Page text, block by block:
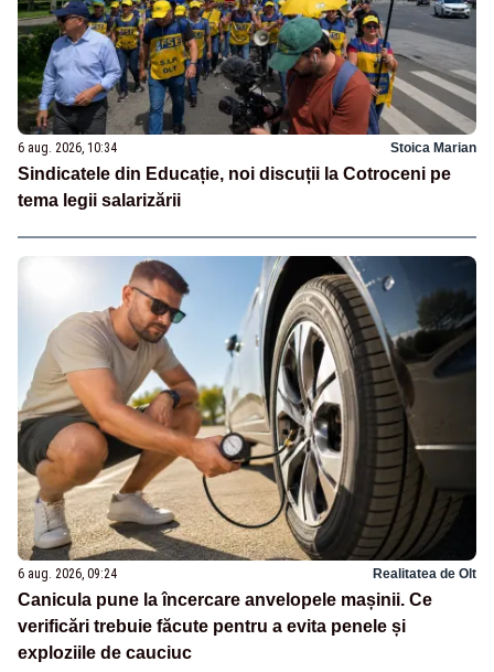
6 aug. 2026, 10:34 Stoica Marian
Sindicatele din Educație, noi discuții la Cotroceni pe
tema legii salarizării
6 aug. 2026, 09:24 Realitatea de Olt
Canicula pune la încercare anvelopele mașinii. Ce
verificări trebuie făcute pentru a evita penele și
exploziile de cauciuc